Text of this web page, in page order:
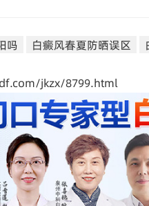
吗 白癜风春夏防晒误区
jkzx/8799.html